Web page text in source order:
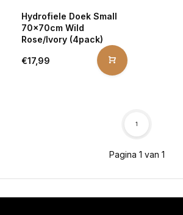
Hydrofiele Doek Small
70x70cm Wild
Rose/Ivory (4pack)
€17,99
Pagina 1 van 1
1